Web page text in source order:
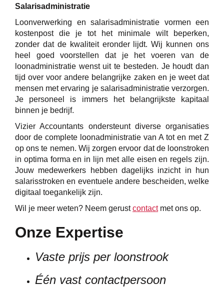
Salarisadministratie
Loonverwerking en salarisadministratie vormen een
kostenpost die je tot het minimale wilt beperken,
zonder dat de kwaliteit eronder lijdt. Wij kunnen ons
heel goed voorstellen dat je het voeren van de
loonadministratie wenst uit te besteden. Je houdt dan
tijd over voor andere belangrijke zaken en je weet dat
mensen met ervaring je salarisadministratie verzorgen.
Je personeel is immers het belangrijkste kapitaal
binnen je bedrijf.
Vizier Accountants ondersteunt diverse organisaties
door de complete loonadministratie van A tot en met Z
op ons te nemen. Wij zorgen ervoor dat de loonstroken
in optima forma en in lijn met alle eisen en regels zijn.
Jouw medewerkers hebben dagelijks inzicht in hun
salarisstroken en eventuele andere bescheiden, welke
digitaal toegankelijk zijn.
Wil je meer weten? Neem gerustcontactmet ons op.
Onze Expertise
Vaste prijs per loonstrook
Één vast contactpersoon